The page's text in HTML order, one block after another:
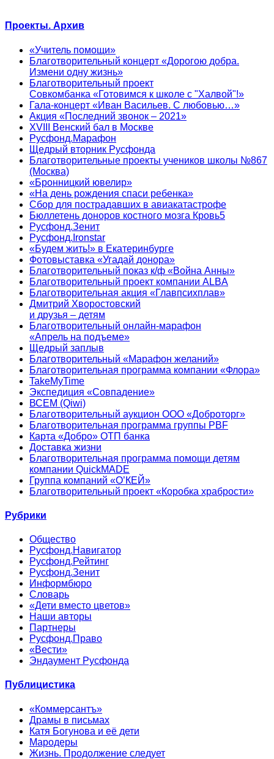
Проекты. Архив
«Учитель помощи»
Благотворительный концерт «Дорогою добра.
Измени одну жизнь»
Благотворительный проект
Совкомбанка «Готовимся к школе с "Халвой"!»
Гала-концерт «Иван Васильев. С любовью…»
Акция «Последний звонок – 2021»
XVIII Венский бал в Москве
Русфонд.Марафон
Щедрый вторник Русфонда
Благотворительные проекты учеников школы №867
(Москва)
«Бронницкий ювелир»
«На день рождения спаси ребенка»
Сбор для пострадавших в авиакатастрофе
Бюллетень доноров костного мозга Кровь5
Русфонд.Зенит
Русфонд.Ironstar
«Будем жить!» в Екатеринбурге
Фотовыставка «Угадай донора»
Благотворительный показ к/ф «Война Анны»
Благотворительный проект компании ALBA
Благотворительная акция «Главпсихплав»
Дмитрий Хворостовский
и друзья – детям
Благотворительный онлайн‑марафон
«Апрель на подъеме»
Щедрый заплыв
Благотворительный «Марафон желаний»
Благотворительная программа компании «Флора»
TakeMyTime
Экспедиция «Совпадение»
ВСЕМ (Qiwi)
Благотворительный аукцион ООО «Доброторг»
Благотворительная программа группы PBF
Карта «Добро» ОТП банка
Доставка жизни
Благотворительная программа помощи детям
компании QuickMADE
Группа компаний «О’КЕЙ»
Благотворительный проект «Коробка храбрости»
Рубрики
Общество
Русфонд.Навигатор
Русфонд.Рейтинг
Русфонд.Зенит
Информбюро
Словарь
«Дети вместо цветов»
Наши авторы
Партнеры
Русфонд.Право
«Вести»
Эндаумент Русфонда
Публицистика
«Коммерсантъ»
Драмы в письмах
Катя Богунова и её дети
Мародеры
Жизнь. Продолжение следует